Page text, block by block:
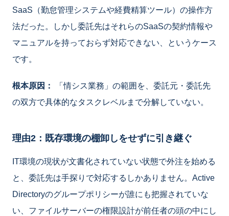
SaaS（勤怠管理システムや経費精算ツール）の操作方
法だった。しかし委託先はそれらのSaaSの契約情報や
マニュアルを持っておらず対応できない、というケース
です。
根本原因：
「情シス業務」の範囲を、委託元・委託先
の双方で具体的なタスクレベルまで分解していない。
理由2：既存環境の棚卸しをせずに引き継ぐ
IT環境の現状が文書化されていない状態で外注を始める
と、委託先は手探りで対応するしかありません。Active
Directoryのグループポリシーが誰にも把握されていな
い、ファイルサーバーの権限設計が前任者の頭の中にし